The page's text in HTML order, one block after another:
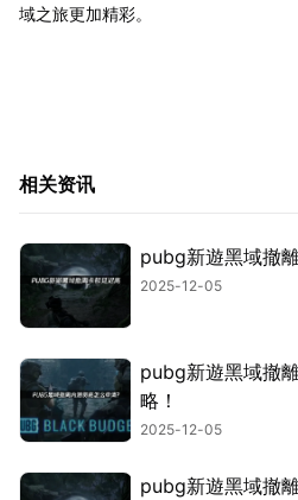
域之旅更加精彩。
相关资讯
pubg新遊黑域撤
2025-12-05
pubg新遊黑域撤
略！
2025-12-05
pubg新遊黑域撤